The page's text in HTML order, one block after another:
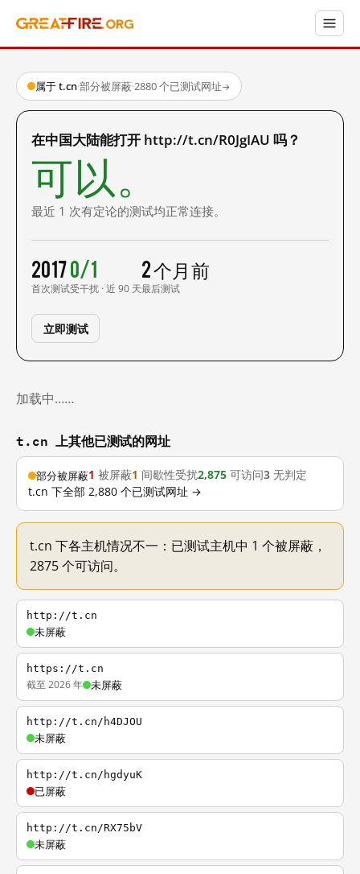
属于 t.cn·部分被屏蔽·2880 个已测试网址→
在中国大陆能打开 http://t.cn/R0JgIAU 吗？
可以。
最近 1 次有定论的测试均正常连接。
2017
首次测试
0/1
受干扰 · 近 90 天
2 个月前
最后测试
立即测试
加载中……
t.cn 上其他已测试的网址
部分被屏蔽1 被屏蔽1 间歇性受扰2,875 可访问3 无判定
t.cn 下全部 2,880 个已测试网址 →
t.cn 下各主机情况不一：已测试主机中 1 个被屏蔽，
2875 个可访问。
http://t.cn
未屏蔽
https://t.cn
截至 2026 年 未屏蔽
http://t.cn/h4DJOU
未屏蔽
http://t.cn/hgdyuK
已屏蔽
http://t.cn/RX75bV
未屏蔽